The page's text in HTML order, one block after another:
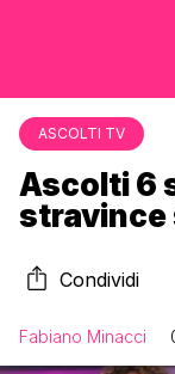
ASCOLTI TV
Ascolti 6
stravince
Condividi
Fabiano Minacci